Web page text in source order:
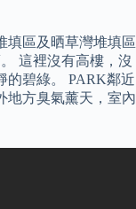
填區及晒草灣堆填區
這裡沒有高樓，沒
的碧綠。 PARK鄰近
地方臭氣薰天，室內